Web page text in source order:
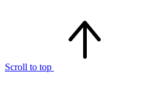
Scroll to top